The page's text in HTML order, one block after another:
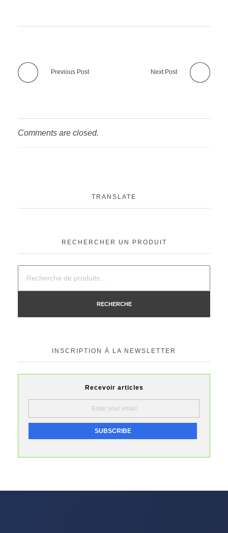
Previous Post Next Post
Comments are closed.
TRANSLATE
RECHERCHER UN PRODUIT
RECHERCHE
INSCRIPTION À LA NEWSLETTER
Recevoir articles